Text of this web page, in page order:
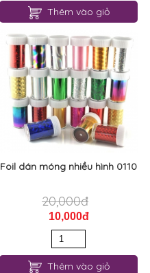
Thêm vào giỏ
Foil dán móng nhiều hình 0110
20,000đ
10,000đ
Thêm vào giỏ